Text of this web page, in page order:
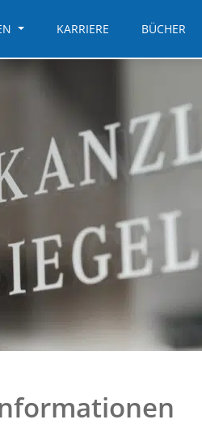
KARRIERE BÜCHER